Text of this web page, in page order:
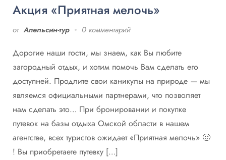
Акция «Приятная мелочь»
от Апельсин-тур 0 комментарий
Дорогие наши гости, мы знаем, как Вы любите
загородный отдых, и хотим помочь Вам сделать его
доступней. Продлите свои каникулы на природе — мы
являемся официальными партнерами, что позволяет
нам сделать это… При бронировании и покупке
путевок на базы отдыха Омской области в нашем
агентстве, всех туристов ожидает «Приятная мелочь» 🙂
! Вы приобретаете путевку […]